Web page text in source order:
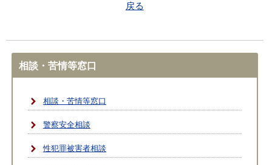
戻る
相談・苦情等窓口
相談・苦情等窓口
警察安全相談
性犯罪被害者相談